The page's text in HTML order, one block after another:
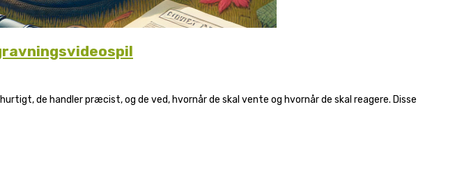
de handler præcist, og de ved, hvornår de skal vente og hvornår de skal reagere. Disse